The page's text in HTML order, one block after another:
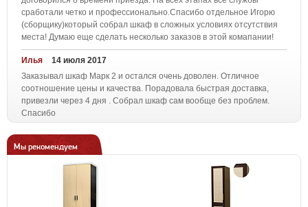
сработали четко и профессионально.Спасибо отдельное Игорю
(сборщику)который собрал шкаф в сложных условиях отсутствия
места! Думаю еще сделать несколько заказов в этой комапании!
Илья
14 июля 2017
Заказывал шкаф Марк 2 и остался очень доволен. Отличное
соотношение цены и качества. Порадовала быстрая доставка,
привезли через 4 дня . Собрал шкаф сам вообще без проблем.
Спасибо
Мы рекомендуем